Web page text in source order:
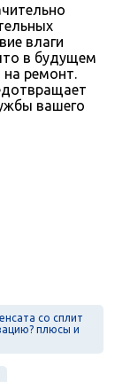
влаги
в будущем
на ремонт.
вашего
со сплит
плюсы и